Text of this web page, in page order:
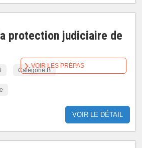
protection judiciaire de
Catégorie B
VOIR LE DÉTAIL
VOIR LES PRÉPAS